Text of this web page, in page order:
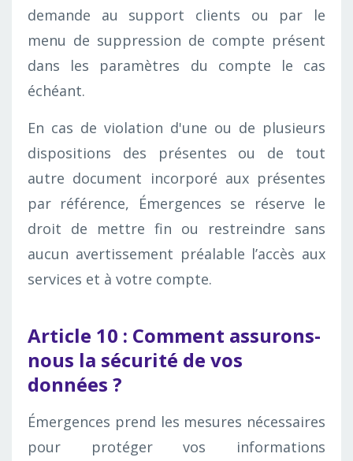
demande au support clients ou par le
menu de suppression de compte présent
dans les paramètres du compte le cas
échéant.
En cas de violation d'une ou de plusieurs
dispositions des présentes ou de tout
autre document incorporé aux présentes
par référence, Émergences se réserve le
droit de mettre fin ou restreindre sans
aucun avertissement préalable l’accès aux
services et à votre compte.
Article 10 : Comment assurons-
nous la sécurité de vos
données ?
Émergences prend les mesures nécessaires
pour protéger vos informations